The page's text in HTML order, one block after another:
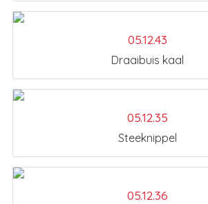
05.12.43
Draaibuis kaal
05.12.35
Steeknippel
05.12.36